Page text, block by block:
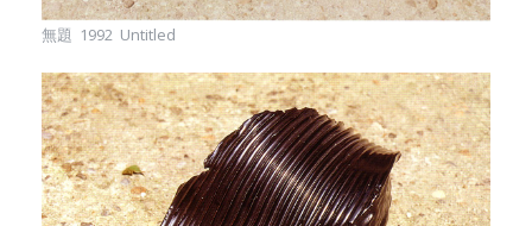
無題 1992 Untitled